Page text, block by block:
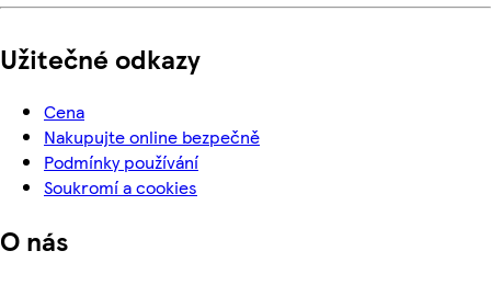
Užitečné odkazy
Cena
Nakupujte online bezpečně
Podmínky používání
Soukromí a cookies
O nás